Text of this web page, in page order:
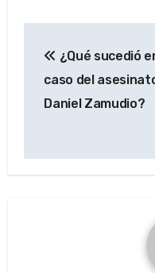
de
entradas
¿Qué sucedió
caso del
Daniel Zamudio?